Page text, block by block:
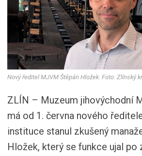
Nový ředitel MJVM Štěpán Hložek. Foto: Zlínský
ZLÍN – Muzeum jihovýchodní
má od 1. června nového
instituce stanul zkušený
Hložek, který se funkce ujal po